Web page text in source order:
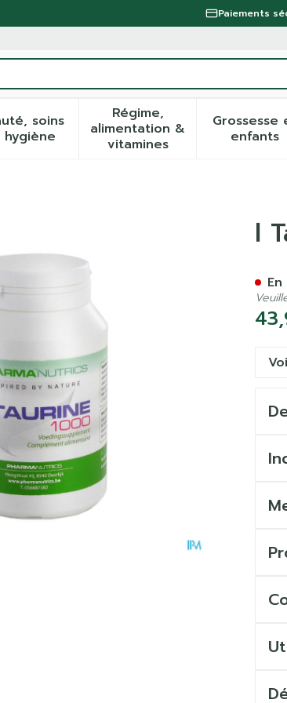
Paiements
soins
Afficher le sous-menu pour la
Régime,
alimentation &
vitaminesAfficher le sous-menu
Grossesse
enfants
Comp 120 l